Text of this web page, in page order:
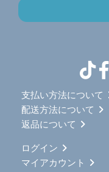
支払い方法について
配送方法について
返品について
ログイン
マイアカウント